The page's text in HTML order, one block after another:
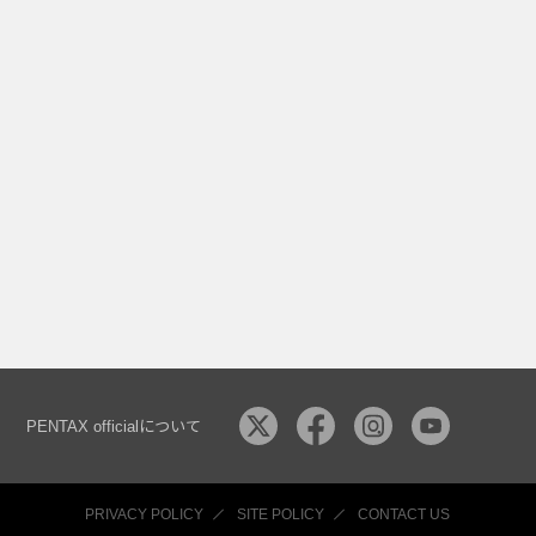
PENTAX officialについて
PRIVACY POLICY SITE POLICY CONTACT US